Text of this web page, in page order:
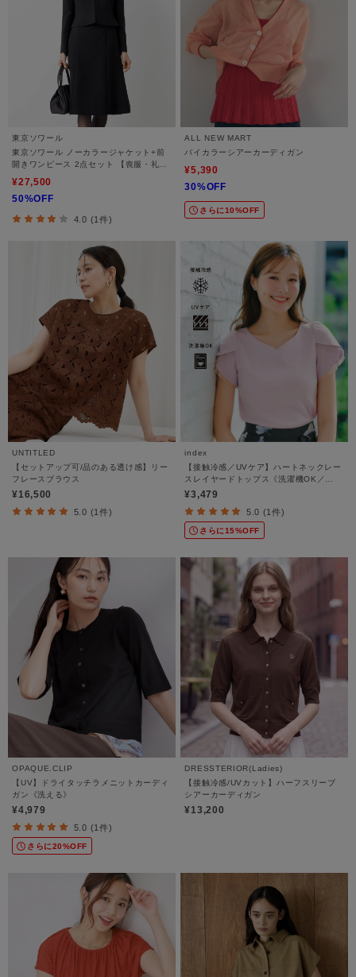
東京ソワール
東京ソワール ノーカラージャケット+前
開きワンピース 2点セット 【喪服・礼
服・ブラックフォーマル】
¥27,500
50%OFF
4.0 (1件)
ALL NEW MART
バイカラーシアーカーディガン
¥5,390
30%OFF
さらに10%OFF
UNTITLED
【セットアップ可/品のある透け感】リー
フレースブラウス
¥16,500
5.0 (1件)
index
【接触冷感／UVケア】ハートネックレー
スレイヤードトップス《洗濯機OK／
6col》
¥3,479
5.0 (1件)
さらに15%OFF
OPAQUE.CLIP
【UV】ドライタッチラメニットカーディ
ガン《洗える》
¥4,979
5.0 (1件)
さらに20%OFF
DRESSTERIOR(Ladies)
【接触冷感/UVカット】ハーフスリーブ
シアーカーディガン
¥13,200